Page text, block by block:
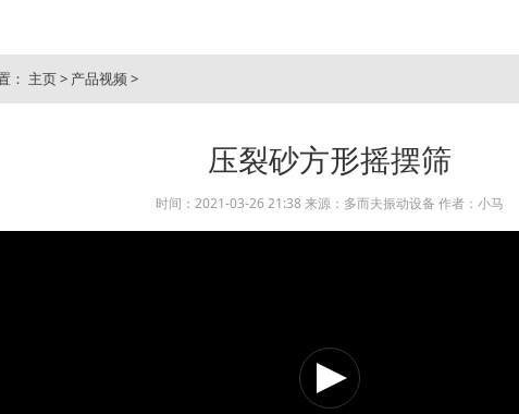
： 主页> 产品视频>
压裂砂方形摇摆筛
时间：2021-03-26 21:38 来源：多而夫振动设备 作者：小马